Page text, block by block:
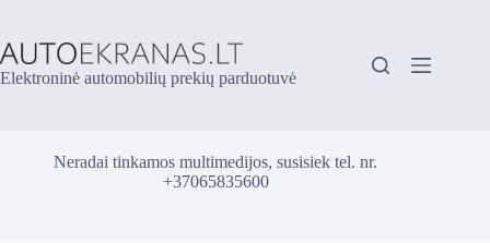
content
Elektroninė automobilių prekių parduotuvė
Neradai tinkamos multimedijos, susisiek tel. nr.
+37065835600